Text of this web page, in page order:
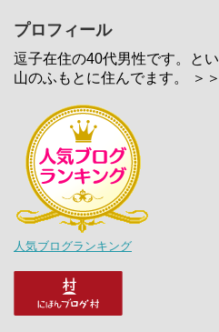
プロフィール
逗子在住の40代男性です。と
山のふもとに住んでます。 ＞＞
人気ブログランキング